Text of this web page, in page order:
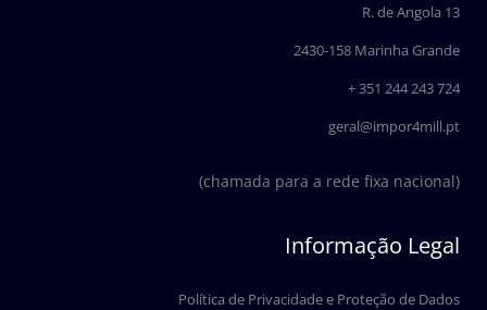
o
k
i
n
R. de Angola 13
2430-158 Marinha Grande
+ 351 244 243 724
geral@impor4mill.pt
(chamada para a rede fixa nacional)
Informação Legal
Política de Privacidade e Proteção de Dados